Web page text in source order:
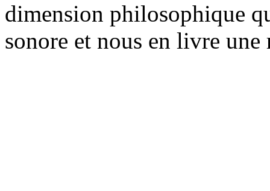
dimension philosophique
sonore et nous en livre une